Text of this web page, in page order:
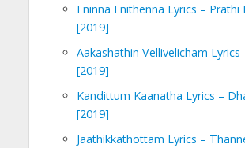
Eninna Enithenna Lyrics – Prathi
[2019]
Aakashathin Vellivelicham Lyrics
[2019]
Kandittum Kaanatha Lyrics –
[2019]
Jaathikkathottam Lyrics –